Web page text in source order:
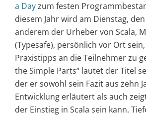
a Dayzum festen
diesem Jahr wird am Dienstag,
anderem der Urheber von Scala,
(Typesafe), persönlich vor Ort
Praxistipps an die Teilnehmer zu
the Simple Parts“ lautet der Titel
der er sowohl sein Fazit aus zehn
Entwicklung erläutert als auch
der Einstieg in Scala sein kann.